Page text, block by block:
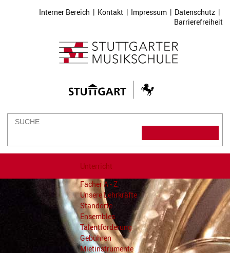
Interner Bereich | Kontakt | Impressum | Datenschutz |
Barrierefreiheit
Unterricht
Fächer A - Z
Unsere Lehrkräfte
Standorte
Ensembles
Talentförderung
Gebühren
Mietinstrumente